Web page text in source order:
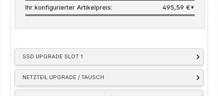
SSD UPGRADE SLOT 1
NETZTEIL UPGRADE / TAUSCH
Ihr konfigurierter Artikelpreis: 495,59 €*